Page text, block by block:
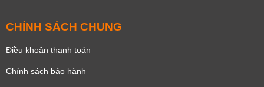
CHÍNH SÁCH CHUNG
Điều khoản thanh toán
Chính sách bảo hành